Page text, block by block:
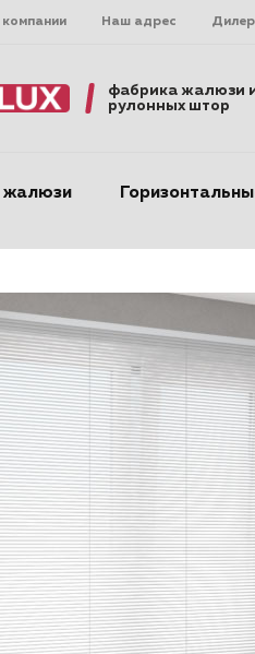
Наш адрес
фабрика жалюзи
рулонных штор
жалюзи